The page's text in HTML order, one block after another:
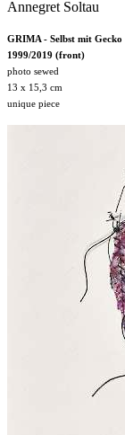
Annegret Soltau
GRIMA - Selbst mit Gecko
1999/2019 (front)
photo sewed
13 x 15,3 cm
unique piece